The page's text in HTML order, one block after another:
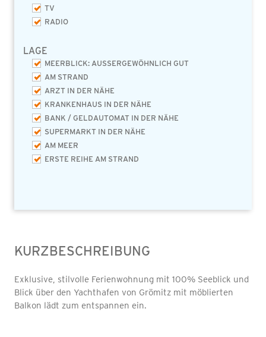
TV
RADIO
LAGE
MEERBLICK: AUSSERGEWÖHNLICH GUT
AM STRAND
ARZT IN DER NÄHE
KRANKENHAUS IN DER NÄHE
BANK / GELDAUTOMAT IN DER NÄHE
SUPERMARKT IN DER NÄHE
AM MEER
ERSTE REIHE AM STRAND
KURZBESCHREIBUNG
Exklusive, stilvolle Ferienwohnung mit 100% Seeblick und
Blick über den Yachthafen von Grömitz mit möblierten
Balkon lädt zum entspannen ein.